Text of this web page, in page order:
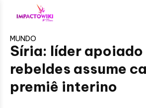
MUNDO
Síria: líder apoiado
rebeldes assume
premiê interino